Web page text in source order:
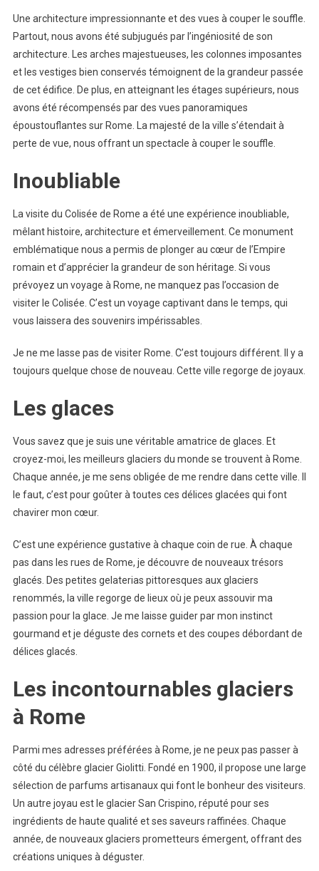
Une architecture impressionnante et des vues à couper le souffle.
Partout, nous avons été subjugués par l’ingéniosité de son
architecture. Les arches majestueuses, les colonnes imposantes
et les vestiges bien conservés témoignent de la grandeur passée
de cet édifice. De plus, en atteignant les étages supérieurs, nous
avons été récompensés par des vues panoramiques
époustouflantes sur Rome. La majesté de la ville s’étendait à
perte de vue, nous offrant un spectacle à couper le souffle.
Inoubliable
La visite du Colisée de Rome a été une expérience inoubliable,
mêlant histoire, architecture et émerveillement. Ce monument
emblématique nous a permis de plonger au cœur de l’Empire
romain et d’apprécier la grandeur de son héritage. Si vous
prévoyez un voyage à Rome, ne manquez pas l’occasion de
visiter le Colisée. C’est un voyage captivant dans le temps, qui
vous laissera des souvenirs impérissables.
Je ne me lasse pas de visiter Rome. C’est toujours différent. Il y a
toujours quelque chose de nouveau. Cette ville regorge de joyaux.
Les glaces
Vous savez que je suis une véritable amatrice de glaces. Et
croyez-moi, les meilleurs glaciers du monde se trouvent à Rome.
Chaque année, je me sens obligée de me rendre dans cette ville. Il
le faut, c’est pour goûter à toutes ces délices glacées qui font
chavirer mon cœur.
C’est une expérience gustative à chaque coin de rue. À chaque
pas dans les rues de Rome, je découvre de nouveaux trésors
glacés. Des petites gelaterias pittoresques aux glaciers
renommés, la ville regorge de lieux où je peux assouvir ma
passion pour la glace. Je me laisse guider par mon instinct
gourmand et je déguste des cornets et des coupes débordant de
délices glacés.
Les incontournables glaciers
à Rome
Parmi mes adresses préférées à Rome, je ne peux pas passer à
côté du célèbre glacier Giolitti. Fondé en 1900, il propose une large
sélection de parfums artisanaux qui font le bonheur des visiteurs.
Un autre joyau est le glacier San Crispino, réputé pour ses
ingrédients de haute qualité et ses saveurs raffinées. Chaque
année, de nouveaux glaciers prometteurs émergent, offrant des
créations uniques à déguster.